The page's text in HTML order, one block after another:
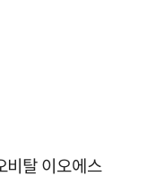
비탈 이오에스